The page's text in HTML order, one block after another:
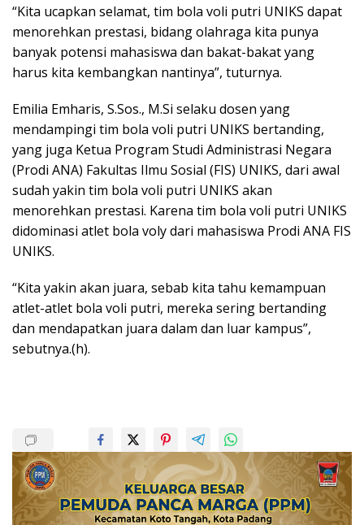
“Kita ucapkan selamat, tim bola voli putri UNIKS dapat
menorehkan prestasi, bidang olahraga kita punya
banyak potensi mahasiswa dan bakat-bakat yang
harus kita kembangkan nantinya”, tuturnya.
Emilia Emharis, S.Sos., M.Si selaku dosen yang
mendampingi tim bola voli putri UNIKS bertanding,
yang juga Ketua Program Studi Administrasi Negara
(Prodi ANA) Fakultas Ilmu Sosial (FIS) UNIKS, dari awal
sudah yakin tim bola voli putri UNIKS akan
menorehkan prestasi. Karena tim bola voli putri UNIKS
didominasi atlet bola voly dari mahasiswa Prodi ANA FIS
UNIKS.
“Kita yakin akan juara, sebab kita tahu kemampuan
atlet-atlet bola voli putri, mereka sering bertanding
dan mendapatkan juara dalam dan luar kampus”,
sebutnya.(h).